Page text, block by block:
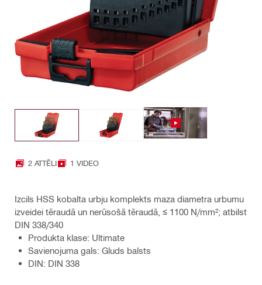
2 ATTĒLI 1 VIDEO
Izcils HSS kobalta urbju komplekts maza diametra urbumu
izveidei tēraudā un nerūsošā tēraudā, ≤ 1100 N/mm²; atbilst
DIN 338/340
Produkta klase: Ultimate
Savienojuma gals: Gluds balsts
DIN: DIN 338